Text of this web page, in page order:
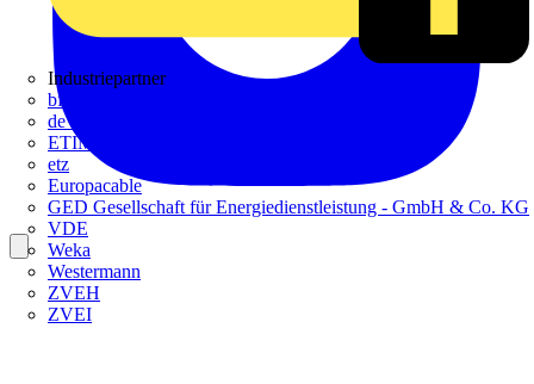
Industriepartner
bfe
de - das Elektrohandwerk
ETIM Deutschland eV
etz
Europacable
GED Gesellschaft für Energiedienstleistung - GmbH & Co. KG
VDE
Weka
Westermann
ZVEH
ZVEI